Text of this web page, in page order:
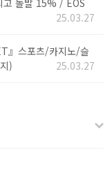
25.03.27
』스포츠/카지노/슬
)
25.03.27